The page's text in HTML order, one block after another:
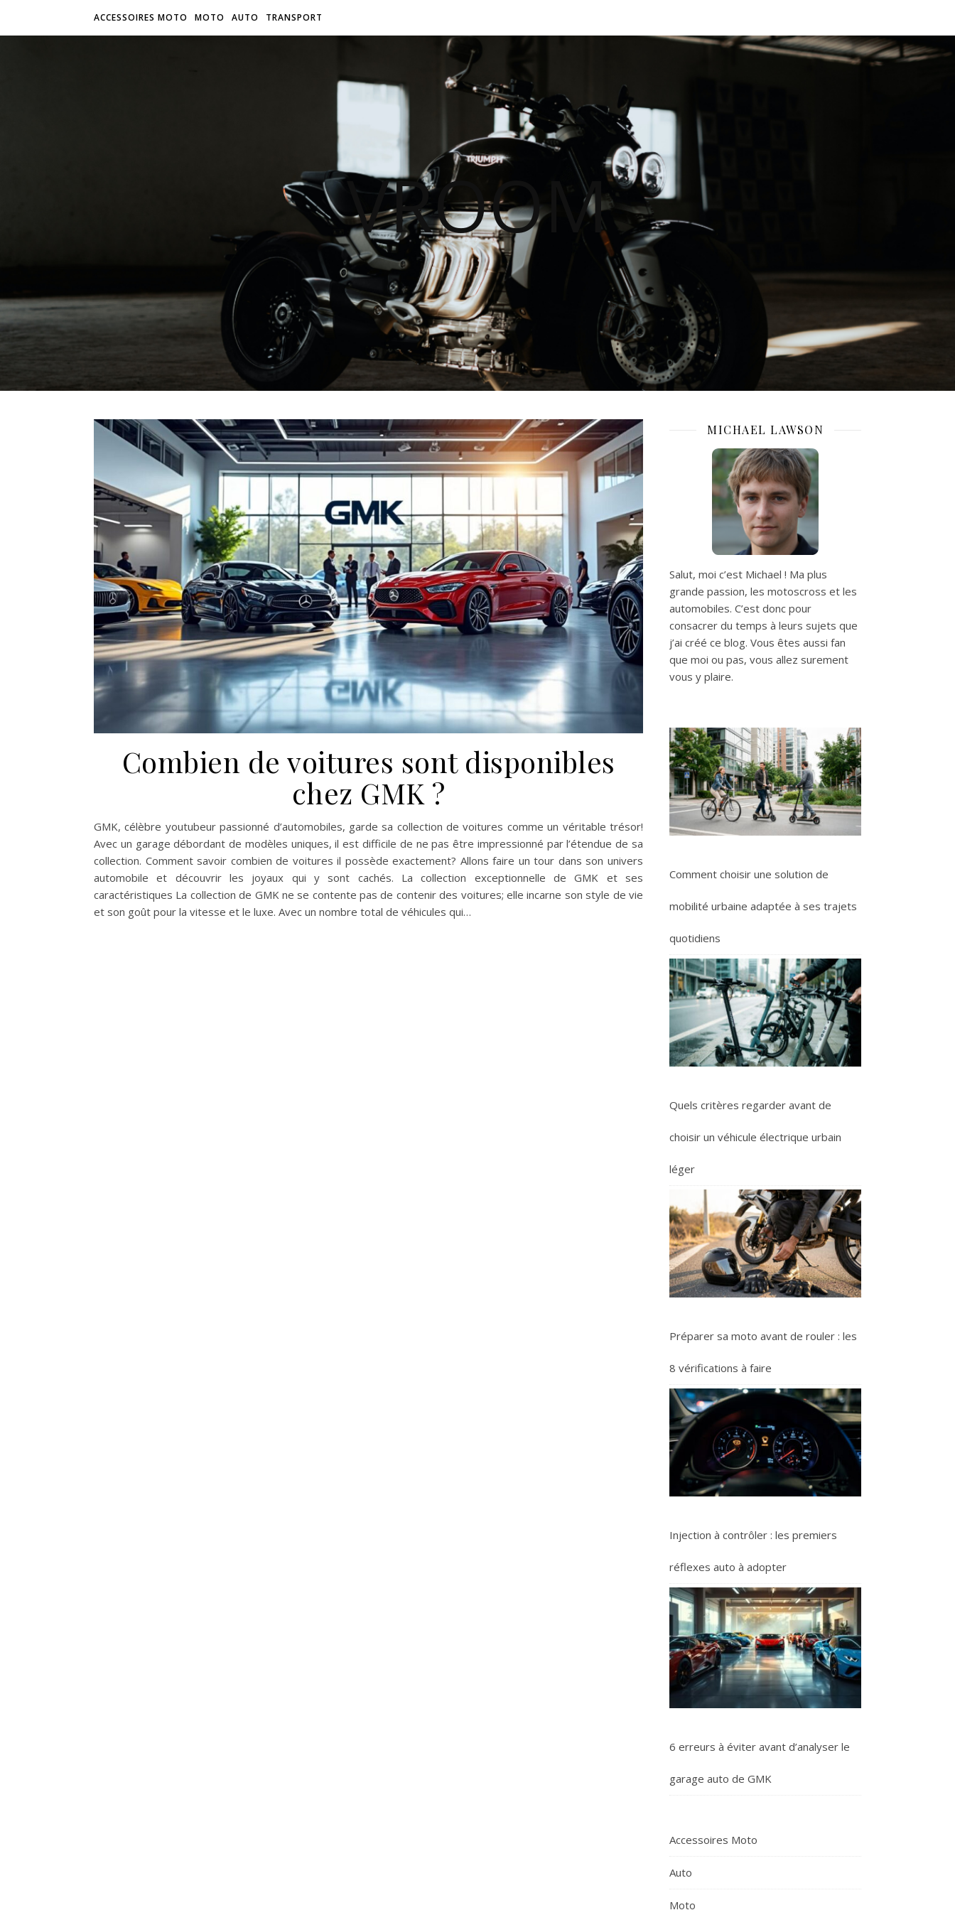
ACCESSOIRES MOTO MOTO AUTO TRANSPORT
VROOM
Combien de voitures sont disponibles
chez GMK ?
GMK, célèbre youtubeur passionné d’automobiles, garde sa collection de voitures comme un véritable trésor!
Avec un garage débordant de modèles uniques, il est difficile de ne pas être impressionné par l’étendue de sa
collection. Comment savoir combien de voitures il possède exactement? Allons faire un tour dans son univers
automobile et découvrir les joyaux qui y sont cachés. La collection exceptionnelle de GMK et ses
caractéristiques La collection de GMK ne se contente pas de contenir des voitures; elle incarne son style de vie
et son goût pour la vitesse et le luxe. Avec un nombre total de véhicules qui…
MICHAEL LAWSON
Salut, moi c’est Michael ! Ma plus
grande passion, les motoscross et les
automobiles. C’est donc pour
consacrer du temps à leurs sujets que
j’ai créé ce blog. Vous êtes aussi fan
que moi ou pas, vous allez surement
vous y plaire.
Comment choisir une solution de
mobilité urbaine adaptée à ses trajets
quotidiens
Quels critères regarder avant de
choisir un véhicule électrique urbain
léger
Préparer sa moto avant de rouler : les
8 vérifications à faire
Injection à contrôler : les premiers
réflexes auto à adopter
6 erreurs à éviter avant d’analyser le
garage auto de GMK
Accessoires Moto
Auto
Moto